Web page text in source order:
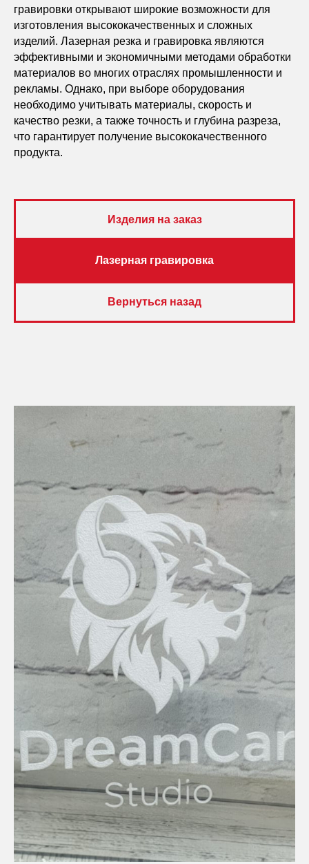
гравировки открывают широкие возможности для
изготовления высококачественных и сложных
изделий. Лазерная резка и гравировка являются
эффективными и экономичными методами обработки
материалов во многих отраслях промышленности и
рекламы. Однако, при выборе оборудования
необходимо учитывать материалы, скорость и
качество резки, а также точность и глубина разреза,
что гарантирует получение высококачественного
продукта.
Изделия на заказ
Лазерная гравировка
Вернуться назад